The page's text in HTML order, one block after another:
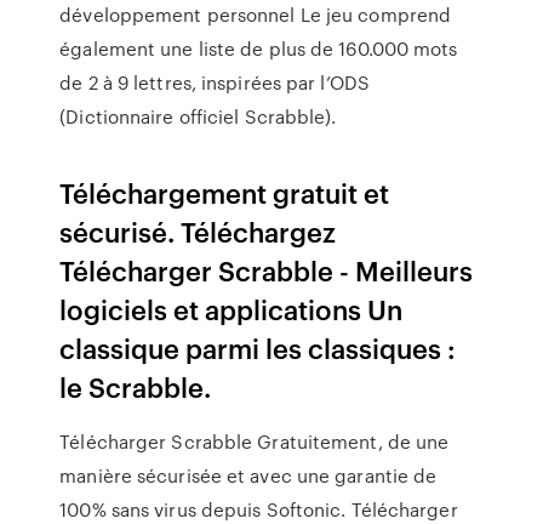
développement personnel Le jeu comprend
également une liste de plus de 160.000 mots
de 2 à 9 lettres, inspirées par l’ODS
(Dictionnaire officiel Scrabble).
Téléchargement gratuit et
sécurisé. Téléchargez
Télécharger Scrabble - Meilleurs
logiciels et applications Un
classique parmi les classiques :
le Scrabble.
Télécharger Scrabble Gratuitement, de une
manière sécurisée et avec une garantie de
100% sans virus depuis Softonic. Télécharger